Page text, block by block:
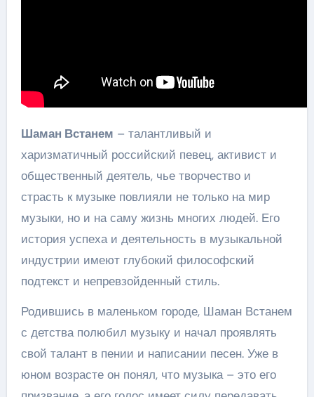
Шаман Встанем – талантливый и
харизматичный российский певец, активист и
общественный деятель, чье творчество и
страсть к музыке повлияли не только на мир
музыки, но и на саму жизнь многих людей. Его
история успеха и деятельность в музыкальной
индустрии имеют глубокий философский
подтекст и непревзойденный стиль.
Родившись в маленьком городе, Шаман Встанем
с детства полюбил музыку и начал проявлять
свой талант в пении и написании песен. Уже в
юном возрасте он понял, что музыка – это его